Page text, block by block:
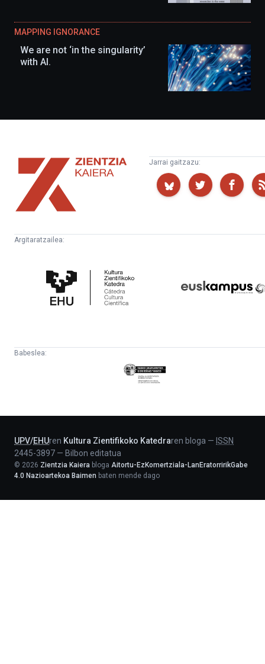
MAPPING IGNORANCE
We are not ‘in the singularity’
with AI.
Zientzia
Kaiera
Jarrai gaitzazu:
Argitaratzailea:
Zientifikoko
Katedra
Babeslea:
Eusko
Jaurlaritza
UPV/EHUren Kultura Zientifikoko Katedraren bloga — ISSN
2445-3897 — Bilbon editatua
© 2026 Zientzia Kaiera bloga Aitortu-EzKomertziala-LanEratorririkGabe
4.0 Nazioartekoa Baimen baten mende dago